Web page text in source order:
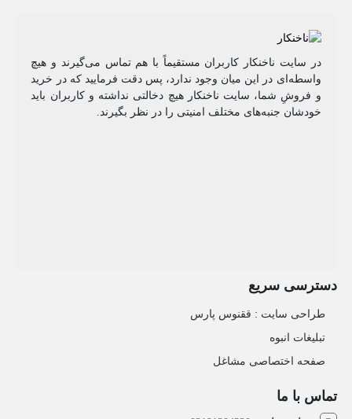
در سایت ناخنکار کاربران مستقیماً با هم تماس می‌گیرند و هیچ
واسطه‌ای در این میان وجود ندارد، پس دقت فرمایید که در خرید
و فروشِ شما، سایت ناخنکار هیچ دخالتی نداشته و کاربران باید
خودشان جنبه‌های مختلف امنیتی را در نظر بگیرند.
دسترسی سریع
طراحی سایت :‌ ققنوس پارس
تبلیغات انبوه
صفحه اختصاصی مشاغل
تماس با ما